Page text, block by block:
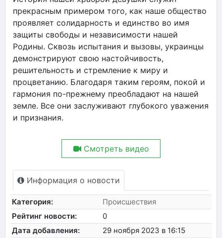
прекрасным примером того, как наше общество
проявляет солидарность и единство во имя
защиты свободы и независимости нашей
Родины. Сквозь испытания и вызовы, украинцы
демонстрируют свою настойчивость,
решительность и стремление к миру и
процветанию. Благодаря таким героям, покой и
гармония по-прежнему преобладают на нашей
земле. Все они заслуживают глубокого уважения
и признания.
Смотреть видео
Информация о новости
Категория:
Происшествия
Рейтинг новости:
0
Дата добавления:
29 ноября 2023 в 16:15